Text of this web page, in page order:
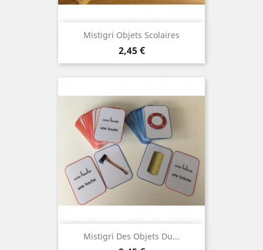
Mistigri Objets Scolaires
Prix
2,45 €
Mistigri Des Objets Du...